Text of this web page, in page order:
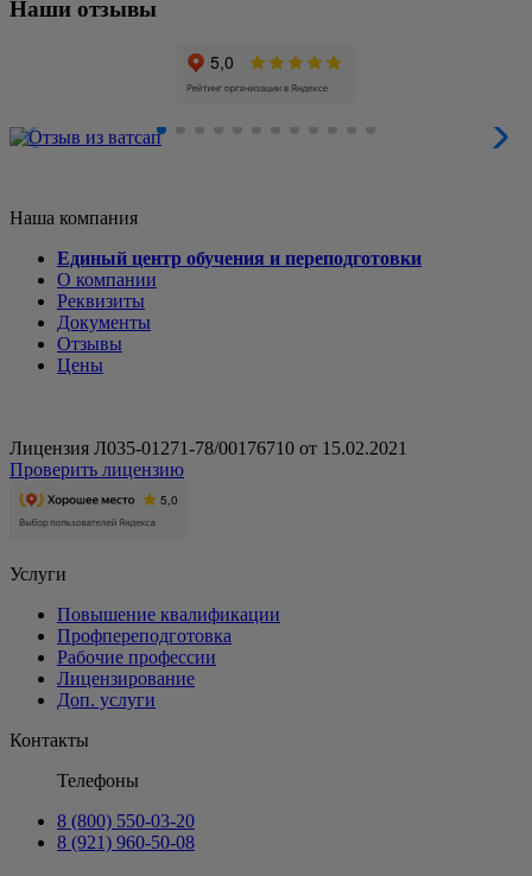
Наши отзывы
Наша компания
Единый центр обучения и переподготовки
О компании
Реквизиты
Документы
Отзывы
Цены
Лицензия Л035-01271-78/00176710 от 15.02.2021
Проверить лицензию
Услуги
Повышение квалификации
Профпереподготовка
Рабочие профессии
Лицензирование
Доп. услуги
Контакты
Телефоны
8 (800) 550-03-20
8 (921) 960-50-08